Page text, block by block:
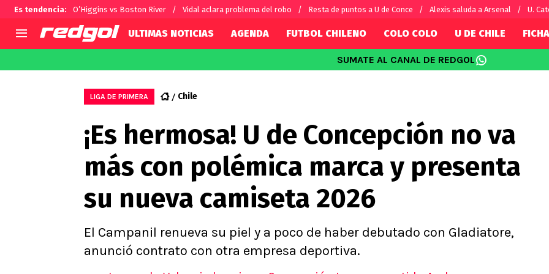
Es tendencia: O’Higgins vs Boston River Vidal aclara problema del robo Resta de puntos a U de Conce Alexis saluda a Arsenal U.
Selección Chilena
U de Chile
U Católica
Campeonato Nacional
Primera B
Segunda División
Copa Chile
Supercopa Chile
Campeonato Femenino
Alexis Sánchez
Carlos Palacios
Chilenos por el mundo
Fútbol Argentino
Fútbol Brasileño
Conference
Ligue 1
Premier
Serie A
ULTIMAS NOTICIAS AGENDA FUTBOL CHILENO COLO COLO U DE CHILE
SUMATE AL CANAL DE REDGOL
LIGA DE PRIMERA Chile
¡Es hermosa! U de Concepción no va
más con polémica marca y presenta
su nueva camiseta 2026
El Campanil renueva su piel y a poco de haber debutado con Gladiatore,
anunció contrato con otra empresa deportiva.